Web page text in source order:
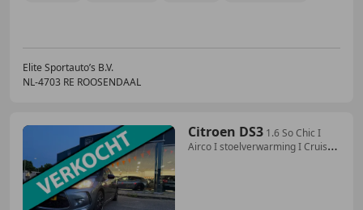
Elite Sportauto’s B.V.
NL-4703 RE ROOSENDAAL
Citroen DS3 1.6 So Chic I
Airco I stoelverwarming I Cruise